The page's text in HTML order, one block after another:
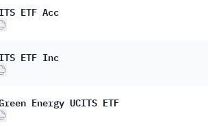
ETF Acc
ETF Inc
Energy UCITS ETF